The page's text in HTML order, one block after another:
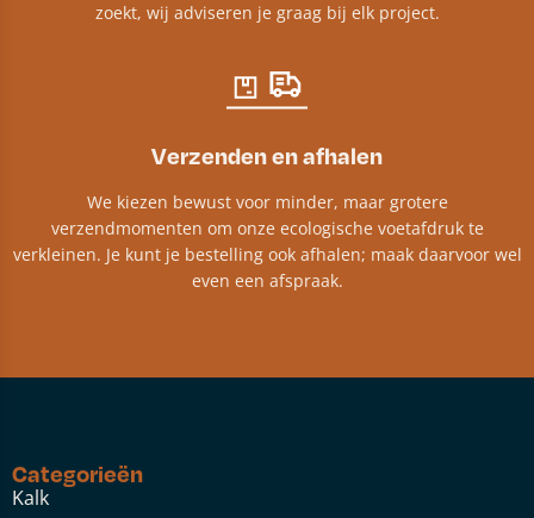
zoekt, wij adviseren je graag bij elk project.​
Verzenden en afhalen
We kiezen bewust voor minder, maar grotere
verzendmomenten om onze ecologische voetafdruk te
verkleinen. Je kunt je bestelling ook afhalen; maak daarvoor wel
even een afspraak.
Categorieën
Kalk